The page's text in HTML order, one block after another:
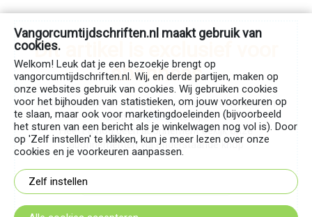
Dit artikel is exclusief voor
abonnees
Dit is een premium artikel, om dit hele artikel te lezen
dient uingelogdte zijn.
Heeft u nog geen abonnement bekijk onze
abonnementen via onderstaande knop
Rijke
teksten
in
de
praktijk
MeerTaal
Doen
Bij
ons
op
de
Vangorcumtijdschriften.nl maakt gebruik van
cookies.
Welkom! Leuk dat je een bezoekje brengt op
vangorcumtijdschriften.nl. Wij, en derde partijen, maken op
onze websites gebruik van cookies. Wij gebruiken cookies
voor het bijhouden van statistieken, om jouw voorkeuren op
te slaan, maar ook voor marketingdoeleinden (bijvoorbeeld
het sturen van een bericht als je winkelwagen nog vol is). Door
op 'Zelf instellen' te klikken, kun je meer lezen over onze
cookies en je voorkeuren aanpassen.
Zelf instellen